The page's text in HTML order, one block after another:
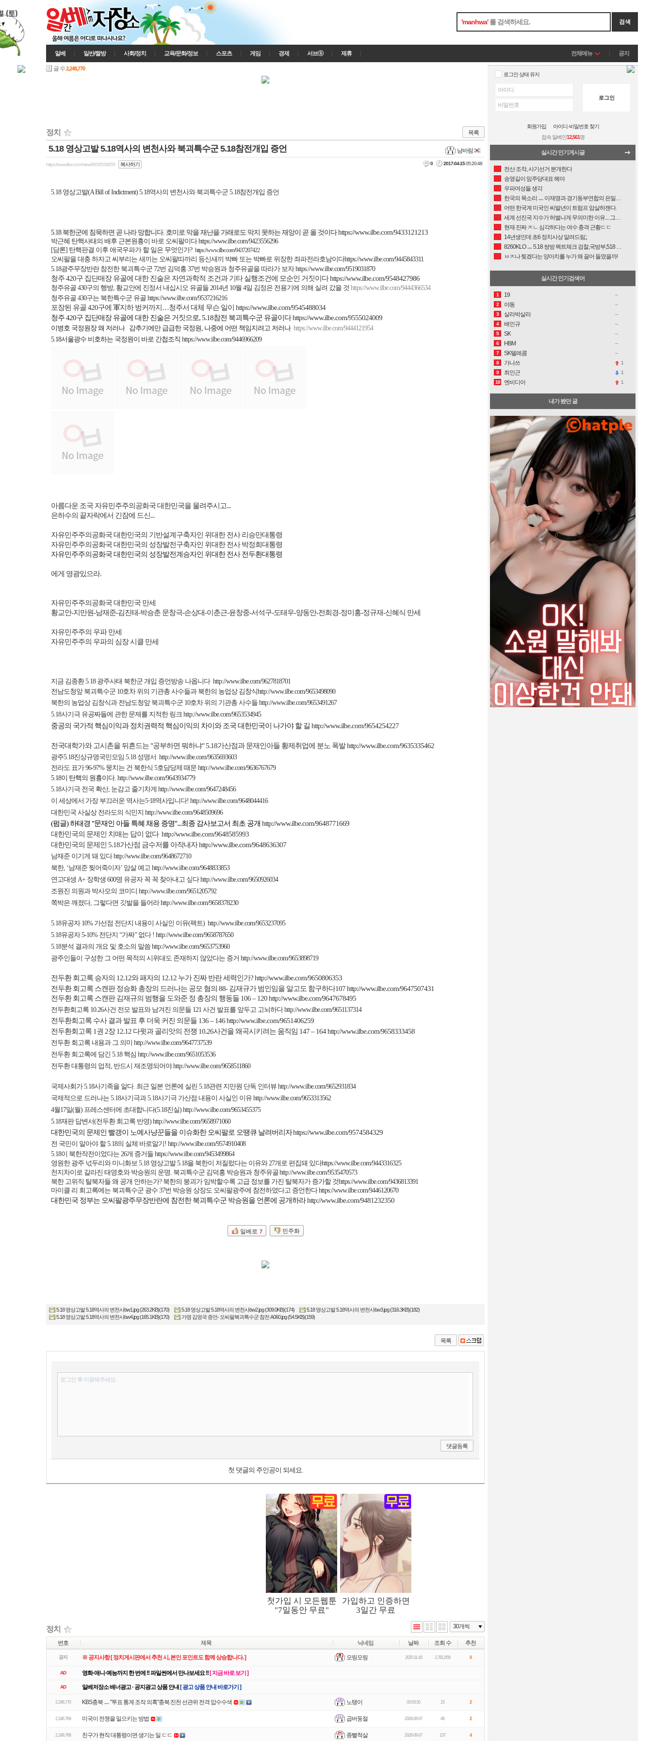
'manhwa'를 검색하세요. 검색
일베 일반/짤방 사회/정치 교육/문화/정보 스포츠 게임 경제 서브ⓢ 제휴 전체메뉴 공지
글 수2,248,770
정치 목록
5.18 영상고발 5.18역사의 변천사와 북괴특수군 5.18참전개입 증언 남바람
https://www.ilbe.com/view/9659538855 복사하기 0 2017-04-1505:20:48
5.18 영상고발(A Bill of Indictment) 5.18역사의 변천사와 북괴특수군 5.18참전개입 증언
5.18 북한군에 침묵하면 곧 나라 망합니다. 호미로 막을 재난을 가래로도 막지 못하는 재앙이 곧 올 것이다 https://www.ilbe.com/9433121213
박근혜 탄핵사태의 배후 근본원흉이 바로 오씨팔이다 https://www.ilbe.com/9423556296
[담론] 탄핵판결 이후 애국우파가 할 일은 무엇인가? https://www.ilbe.com/9437207422
오씨팔을 대충 하자고 씨부리는 새끼는 오씨팔따까리 등신새끼 박빠 또는 박빠로 위장한 좌파전라호남이다https://www.ilbe.com/9445843311
5.18광주무장반란 참전한 북괴특수군 72번 김덕홍 37번 박승원과 청주유골을 따라가 보자https://www.ilbe.com/9519031870
청주420구 집단매장 유골에 대한 진술은 자연과학적 조건과 기타 실행조건에 모순인 거짓이다https://www.ilbe.com/9548427986
청주유골 430구의 행방, 황교안에 진정서 내십시오 유골들 2014년 10월 4일 김정은 전용기에 의해 실려 갔을 것 https://www.ilbe.com/9444366534
청주유골 430구는 북한특수군 유골 https://www.ilbe.com/9537216216
포장된 유골420구에 軍지하 벙커까지 …청주서 대체 무슨 일이 https://www.ilbe.com/9545488034
청주420구 집단매장 유골에 대한 진술은 거짓으로, 5.18참전 북괴특수군 유골이다https://www.ilbe.com/9555024009
이병호 국정원장 왜 저러나 감추기에만 급급한 국정원, 나중에 어떤 책임지려고 저러나 https://www.ilbe.com/9444121954
5.18서울광수 비호하는 국정원이 바로 간첩조직 https://www.ilbe.com/9446966209
아름다운 조국 자유민주주의공화국 대한민국을 물려주시고...
은하수의 끝자락에서 긴잠에 드신 ...
자유민주주의공화국 대한민국의 기반설계구축자인 위대한 전사 리승만대통령
자유민주주의공화국 대한민국의 성장발전구축자인 위대한 전사 박정희대통령
자유민주주의공화국 대한민국의 성장발전계승자인 위대한 전사 전두환대통령
에게 영광있으라.
자유민주주의공화국 대한민국 만세
황교안-지만원-남재준-김진태-박승춘 문창극-손상대-이춘근-윤창중-서석구-도태우-양동안-전희경-정미홍-정규재-신혜식 만세
자유민주주의 우파 만세
자유민주주의 우파의 심장 시클 만세
지금 김종환5.18 광주사태 북한군 개입 증언방송 나옵니다 http://www.ilbe.com/9627818701
전남도청앞 북괴특수군 10호차 위의 기관총 사수들과 북한의 농업상 김창식http://www.ilbe.com/9653498090
북한의 농업상 김창식과 전남도청앞 북괴특수군 10호차 위의 기관총 사수들 http://www.ilbe.com/9653491267
5.18사기극 유공짜들에 관한 문제를 지적한 링크 http://www.ilbe.com/9653534945
중공의 국가적 핵심이익과 정치권력적 핵심이익의 차이와 조국 대한민국이 나가야 할 길 http://www.ilbe.com/9654254227
전국대학가와 고시촌을 뒤흔드는 "공부하면 뭐하냐" 5.18가산점과 문재인아들 황제취업에 분노 폭발http://www.ilbe.com/9635335462
광주5.18진상규명국민모임 5.18 성명서 http://www.ilbe.com/9635693603
전라도 표가 96-97% 뭉치는 건 북한식 5호담당제 때문 http://www.ilbe.com/9636767679
5.18이 탄핵의 원흉이다. http://www.ilbe.com/9643934779
5.18사기극 전국 확산, 눈감고 줄기차게 http://www.ilbe.com/9647248456
이 세상에서 가장 부끄러운 역사는5⋅18역사입니다! http://www.ilbe.com/9648044416
대한민국 사실상 전라도의 식민지 http://www.ilbe.com/9648509696
(펌글)하태경 "문재인 아들 특혜 채용 증명"...최종 감사보고서 최초 공개 http://www.ilbe.com/9648771669
대한민국의 문제인 치매는 답이 없다 http://www.ilbe.com/9648585993
대한민국의 문제인 5.18가산점 금수저를 아작내자http://www.ilbe.com/9648636307
남재준 이기게 돼 있다 http://www.ilbe.com/9648672710
북한, ‘남재준 찢어죽이자’ 암살 예고 http://www.ilbe.com/9648833853
연고대생 A+ 장학생 600명 유공자 꼭 꼭 찾아내고 싶다 http://www.ilbe.com/9650926034
조원진 의원과 박사모의 코미디 http://www.ilbe.com/9651205792
쪽박은 깨졌다, 그렇다면 깃발을 들어라 http://www.ilbe.com/9658378230
5.18유공자10% 가선점 전단지 내용이 사실인 이유(팩트) http://www.ilbe.com/9653237095
5.18유공자5-10% 전단지 “가짜” 없다! http://www.ilbe.com/9658787650
5.18분석 결과의 개요 및 호소의 말씀 http://www.ilbe.com/9653753960
광주인들이 구성한 그 어떤 목적의 시위대도 존재하지 않았다는 증거 http://www.ilbe.com/9653898719
전두환 회고록 승자의 12.12와패자의 12.12 누가 진짜 반란세력인가?http://www.ilbe.com/9650806353
전두환 회고록 스캔판 정승화 총장의 드러나는 공모 혐의 88-김재규가 범인임을 알고도 함구하다107http://www.ilbe.com/9647507431
전두환 회고록 스캔판 김재규의 범행을 도와준 정 총장의 행동들 106 – 120http://www.ilbe.com/9647678495
전두환회고록 10.26사건 전모 발표와 남겨진 의문들 121 사건 발표를 앞두고 고뇌하다 http://www.ilbe.com/9651137314
전두환회고록 수사 결과 발표 후 더욱 커진 의문들 136 – 146http://www.ilbe.com/9651406259
전두환회고록 1권 2장12.12 다윗과 골리앗의 전쟁 10.26사건을 왜곡시키려는 움직임 147 – 164http://www.ilbe.com/9658333458
전두환 회고록 내용과 그 의미 http://www.ilbe.com/9647737539
전두환 회고록에 담긴 5.18 핵심 http://www.ilbe.com/9651053536
전두환 대통령의 업적, 반드시 재조명되어야 http://www.ilbe.com/9658511860
국제사회가5.18사기족을 알다. 최근 일본 언론에 실린 5.18관련 지만원 단독 인터뷰 http://www.ilbe.com/9652931834
국제적으로 드러나는 5.18사기극과5.18사기극 가산점 내용이 사실인 이유 http://www.ilbe.com/9653313562
4월17일(월) 프레스센터에 초대합니다(5.18진실) http://www.ilbe.com/9653455375
5.18재판 답변서(전두환 회고록 반영) http://www.ilbe.com/9658971060
대한민국의 문제인 빨갱이 노예사냥꾼들을 이슈화한 오씨팔로 오땡큐 날려버리자https://www.ilbe.com/9574584329
전 국민이 알아야 할5.18의 실체 바로알기 ! http://www.ilbe.com/9574910408
5.18이 북한작전이었다는 26개 증거들 https://www.ilbe.com/9453499864
영원한 광주 넋두리와 미니화보 5.18 영상고발5.18을 북한이 저질렀다는 이유와27개로 편집돼 있다https://www.ilbe.com/9443316325
천지차이로 갈라진 태영호와 박승원의 운명. 북괴특수군 김덕홍 박승원과 청주유골http://www.ilbe.com/9535470573
북한 고위직 탈북자들 왜 공개 안하는가? 북한의 붕괴가 임박할수록 고급 정보를 가진 탈북자가 증가할 것https://www.ilbe.com/9436813391
마이클 리 회고록에는 북괴특수군 광수 37번 박승원 상장도 오씨팔광주에 참전하였다고 증언한다 https://www.ilbe.com/9446120670
대한민국 정부는 오씨팔광주무장반란에 참전한 북괴특수군 박승원을 언론에 공개하라http://www.ilbe.com/9481232350
일베로 7 민주화
5.18 영상고발 5.18역사의 변천사bw1.jpg (263.2KB)(170) 5.18 영상고발 5.18역사의 변천사bw2.jpg (309.0KB)(174)
5.18 영상고발 5.18역사의 변천사bw3.jpg (316.3KB)(182)
5.18 영상고발 5.18역사의 변천사bw4.jpg (165.1KB)(170)
가명 김영국 증언- 오씨팔북괴특수군 참전 A060.jpg (54.5KB)(159)
목록
댓글등록
첫 댓글의 주인공이 되세요.
정치
번호 제목 닉네임 날짜 조회 수 추천
공지 ※ 공지사항 [ 정치게시판에서 추천 시, 본인 포인트도 함께 상승합니다. ] 모링모링 2025-11-16 2,761,858 0
AD 영화·애니·예능까지 한 번에 !! 파일썬에서 만나보세요 !! [ 지금 바로 보기 ]
AD 일베저장소 배너광고 · 공지광고 상품 안내 [ 광고 상품 안내 바로가기 ]
2,248,770 KBS충북 ㅡ "투표 통계 조작 의혹"충북.진천 선관위 전격 압수수색 노탱이 00:03:30 23 2
2,248,769 미국이 전쟁을 일으키는 방법 곱버둥절 2026-08-07 48 2
2,248,768 친구가 현직 대통령이면 생기는 일 ㄷㄷ 종빨척살 2026-08-07 137 4
로그인 상태 유지
로그인
회원가입
아이디·비밀번호 찾기
접속 일베인12,561명
실시간 인기게시글
인기게시글
전산 조작, 사기선거 분개한다
송영길이 밈주당대표 헤야
우파여성들 생각
한국의 목소리 ㅡ 이재명과 경기동부연합의 은밀한 관계
어떤 한국계 미국인 씨발년이 트럼프 암살하잰다.
세계 선진국 지수가 허벌나게 무의미한 이유.... 그들은 부정선거를 모르고, 동학신앙 기초로 꼴리면 다 해체한다는 사실을 모른다. (백인보수 증오가 만든 아시아 관점)
현재 진짜 ㅈㄴ 심각하다는 여수 충격 근황ㄷㄷ
14년생인데 초6 정치사상 알려드림;;
8260KLO ㅡ 5.18 쌍방 펙트체크 검찰,국방부,518 진조위는 모두 북한군 관련....
ㅂㅈ나 찢겠다는 양아치를 누가 왜 끌어 들였을까!
실시간 인기검색어
1 19
2 야동
3 살라박살라
4 배인규
5 SK
6 HBM
7 SK텔레콤
8 가나쓰
1
9
최인근
1
10
엔비디아 1
내가 봤던 글
(토)